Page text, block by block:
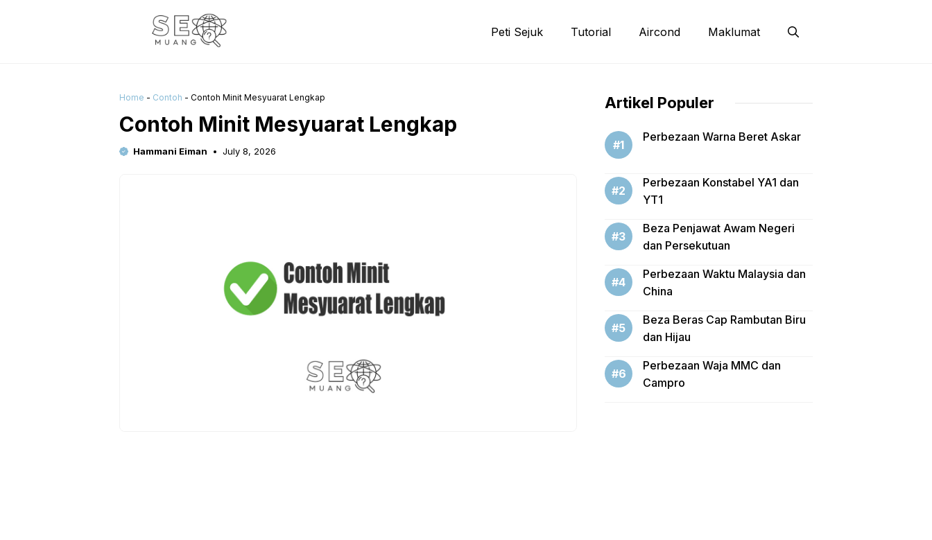
Peti Sejuk Tutorial Aircond Maklumat
Home - Contoh - Contoh Minit Mesyuarat Lengkap
Contoh Minit Mesyuarat Lengkap
Hammani Eiman July 8, 2026
Artikel Populer
Perbezaan Warna Beret Askar
Perbezaan Konstabel YA1 dan
YT1
Beza Penjawat Awam Negeri
dan Persekutuan
Perbezaan Waktu Malaysia dan
China
Beza Beras Cap Rambutan Biru
dan Hijau
Perbezaan Waja MMC dan
Campro